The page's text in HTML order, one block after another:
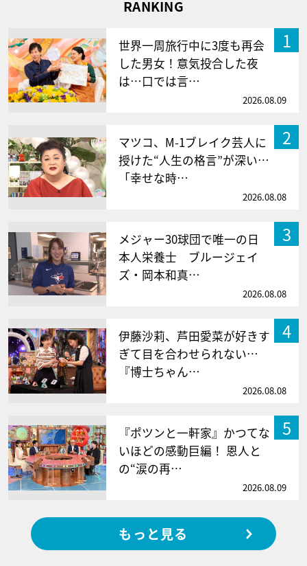
RANKING
1
世界一周旅行中に3度も再会
した男女！意気投合した夜
は…口では言…
2026.08.09
2
マツコ、M-1ブレイク芸人に
授けた“人生の格言”が深い…
「幸せな時…
2026.08.08
3
メジャー30球団で唯一の日
本人栄養士 ブルージェイ
ズ・岡本和真…
2026.08.08
4
伊藤沙莉、芦田愛菜が好きす
ぎて目を合わせられない…
『博士ちゃん…
2026.08.08
5
『ポツンと一軒家』かつてな
いほどの感動巨編！ 恩人と
の“涙の再…
2026.08.09
もっと見る